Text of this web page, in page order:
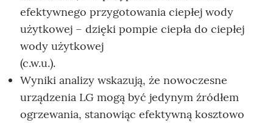
efektywnego przygotowania ciepłej wody
użytkowej – dzięki pompie ciepła do ciepłej
wody użytkowej
(c.w.u.).
Wyniki analizy wskazują, że nowoczesne
urządzenia LG mogą być jedynym źródłem
ogrzewania, stanowiąc efektywną kosztowo